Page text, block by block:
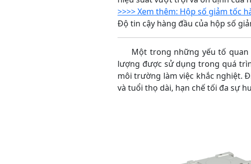
>>>> Xem thêm: Hộp số giảm tốc
Độ tin cậy hàng đầu của hộp số
Một trong những yếu tố quan
lượng được sử dụng trong quá
môi trường làm việc khắc nghiệt.
và tuổi thọ dài, hạn chế tối đa sự